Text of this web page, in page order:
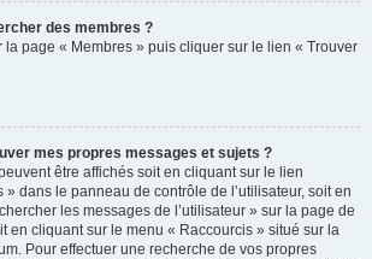
des membres ?
la page « Membres » puis cliquer sur le lien « Trouver
mes propres messages et sujets ?
être affichés soit en cliquant sur le lien
» dans le panneau de contrôle de l’utilisateur, soit en
les messages de l’utilisateur » sur la page de
en cliquant sur le menu « Raccourcis » situé sur la
Pour effectuer une recherche de vos propres